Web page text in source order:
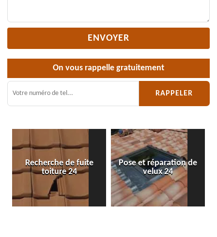
On vous rappelle gratuitement
Recherche de fuite
toiture 24
Pose et réparation de
velux 24